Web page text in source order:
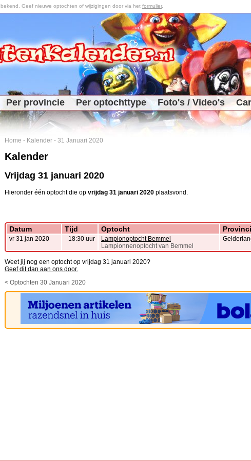
bekend. Geef nieuwe optochten of wijzigingen door via het formulier.
Per provincie Per optochttype Foto's / Video's
Home - Kalender - 31 Januari 2020
Kalender
Vrijdag 31 januari 2020
Hieronder één optocht die op vrijdag 31 januari 2020 plaatsvond.
Datum Tijd Optocht
vr 31 jan 2020 18:30 uur
Lampionoptocht Bemmel
Lampionnenoptocht van Bemmel
Weet jij nog een optocht op vrijdag 31 januari 2020?
Geef dit dan aan ons door.
< Optochten 30 Januari 2020